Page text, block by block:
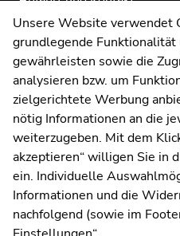
Kommunikation und
Moodle
UNIGRAZonline
Impressum
Datenschutzerklärung
Cookie-Einstellungen
Barrierefreiheitserklärung
WetterstationUni Graz
Unsere Website verwendet
grundlegende
gewährleisten sowie die
analysieren bzw. um
zielgerichtete Werbung
nötig Informationen an die
weiterzugeben. Mit dem
akzeptieren“ willigen Sie in
ein. Individuelle
Informationen und die
nachfolgend (sowie im